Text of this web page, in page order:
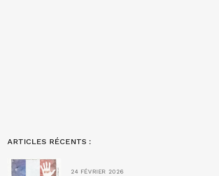
ARTICLES RÉCENTS :
24 FÉVRIER 2026